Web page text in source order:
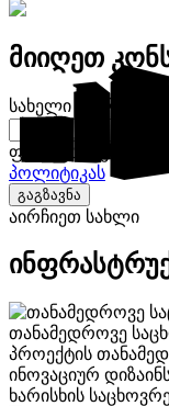
მიიღეთ
სახელი გვარი
ფორმის შევსებით
პოლიტიკას
გაგზავნა
აირჩიეთ სახლი
თანამედროვე
პროექტის
ინოვაციურ
ხარისხის